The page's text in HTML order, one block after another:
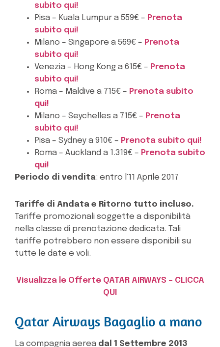
subito qui!
Pisa – Kuala Lumpur a 559€ – Prenota
subito qui!
Milano – Singapore a 569€ – Prenota
subito qui!
Venezia – Hong Kong a 615€ – Prenota
subito qui!
Roma – Maldive a 715€ – Prenota subito
qui!
Milano – Seychelles a 715€ – Prenota
subito qui!
Pisa – Sydney a 910€ – Prenota subito qui!
Roma – Auckland a 1.319€ – Prenota subito
qui!
Periodo di vendita: entro l'11 Aprile 2017
Tariffe di Andata e Ritorno tutto incluso.
Tariffe promozionali soggette a disponibilità
nella classe di prenotazione dedicata. Tali
tariffe potrebbero non essere disponibili su
tutte le date e voli.
Visualizza le Offerte QATAR AIRWAYS – CLICCA
QUI
Qatar Airways Bagaglio a mano
La compagnia aerea dal 1 Settembre 2013